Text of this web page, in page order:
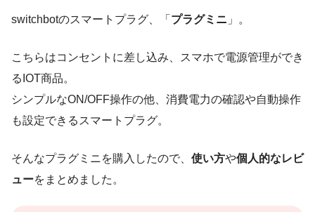
switchbotのスマートプラグ、「 プラグミニ 」。
こちらはコンセントに差し込み、スマホで電源管理ができ
るIOT商品。
シンプルなON/OFF操作の他、消費電力の確認や自動操作
も設定できるスマートプラグ。
そんなプラグミニを購入したので、 使い方や個人的なレビ
ューをまとめました。